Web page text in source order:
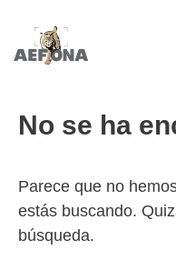
Saltar
No se ha
Parece que no
estás buscando.
búsqueda.